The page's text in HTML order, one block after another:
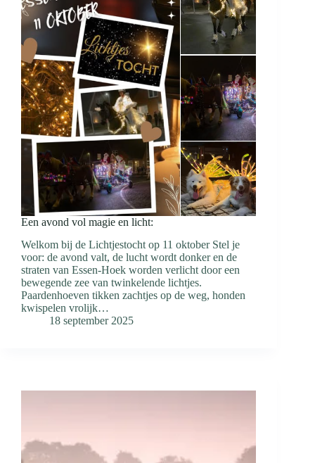
Een avond vol magie en licht:
Welkom bij de Lichtjestocht op 11 oktober Stel je
voor: de avond valt, de lucht wordt donker en de
straten van Essen-Hoek worden verlicht door een
bewegende zee van twinkelende lichtjes.
Paardenhoeven tikken zachtjes op de weg, honden
kwispelen vrolijk…
18 september 2025